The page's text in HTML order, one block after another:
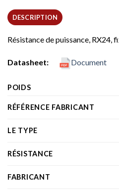
DESCRIPTION
Résistance de puissance, RX24,
Datasheet: Document
POIDS
RÉFÉRENCE FABRICANT
LE TYPE
RÉSISTANCE
FABRICANT